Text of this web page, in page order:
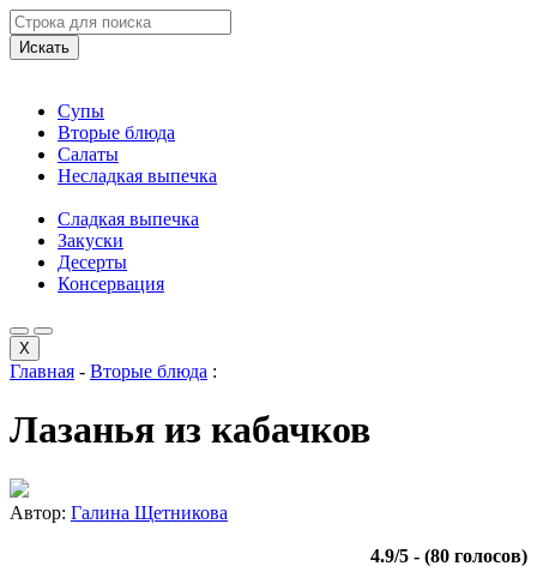
Искать
Супы
Вторые блюда
Салаты
Несладкая выпечка
Сладкая выпечка
Закуски
Десерты
Консервация
X
Главная - Вторые блюда :
Лазанья из кабачков
Автор: Галина Щетникова
4.9/5 - (80 голосов)